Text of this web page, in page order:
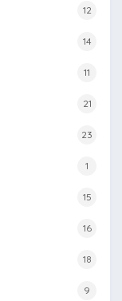
12
14
11
21
23
1
15
16
18
9